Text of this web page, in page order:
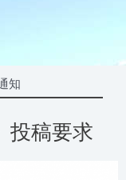
知
投稿要求